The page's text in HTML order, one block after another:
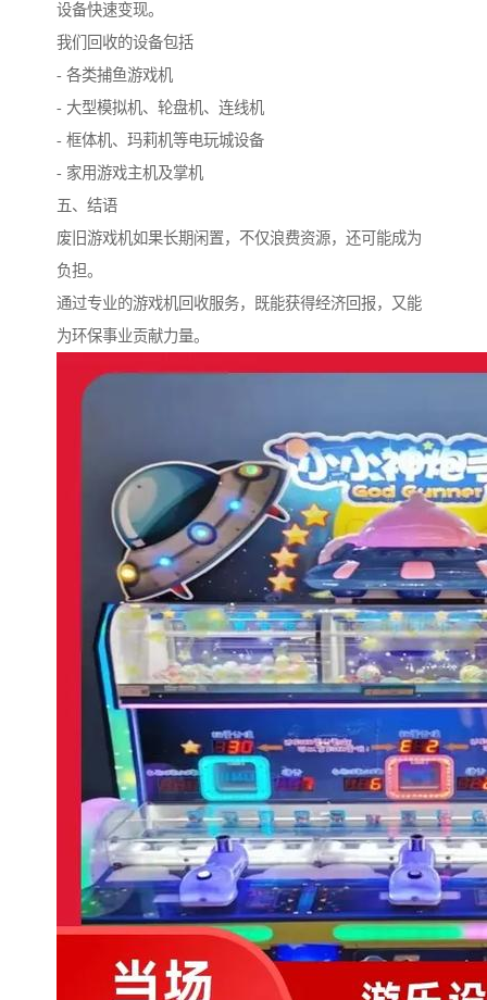
设备快速变现。
我们回收的设备包括
- 各类捕鱼游戏机
- 大型模拟机、轮盘机、连线机
- 框体机、玛莉机等电玩城设备
- 家用游戏主机及掌机
五、结语
废旧游戏机如果长期闲置，不仅浪费资源，还可能成为
负担。
通过专业的游戏机回收服务，既能获得经济回报，又能
为环保事业贡献力量。